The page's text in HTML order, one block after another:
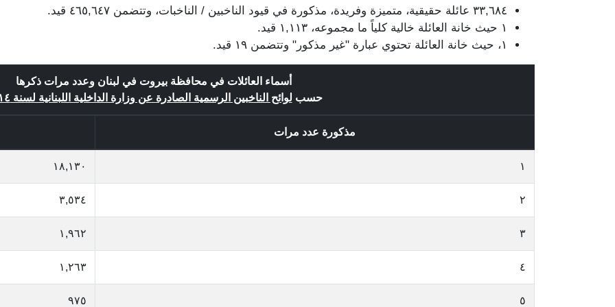
٣٣,٦٨٤ عائلة حقيقية، متميزة وفريدة، مذكورة في قيود الناخبين / الناخبات، وتتضمن ٤٦٥,٦٤٧ قيد.
١ حيث خانة العائلة خالية كلياً ما مجموعه، ١,١١٣ قيد.
١، حيث خانة العائلة تحتوي عبارة "غير مذكور" وتتضمن ١٩ قيد.
أسماء العائلات في محافظة بيروت في لبنان وعدد مرات ذكرها
حسب لوائح الناخبين الرسمية الصادرة عن وزارة الداخلية اللبنانية لسنة ٢٠١٤
مذكورة عدد مرات
١ ١٨,١٣٠
٢ ٣,٥٣٤
٣ ١,٩٦٢
٤ ١,٢٦٣
٥ ٩٧٥